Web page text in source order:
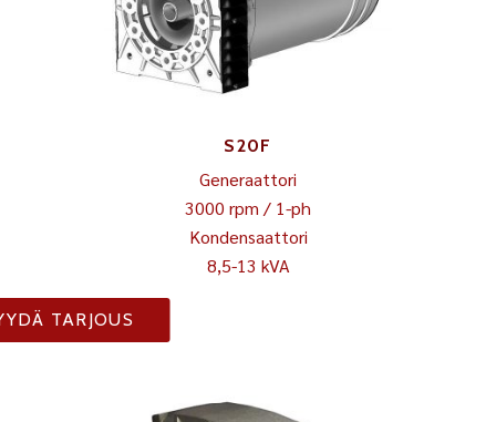
S20F
Generaattori
3000 rpm / 1-ph
Kondensaattori
8,5-13 kVA
TARJOUS